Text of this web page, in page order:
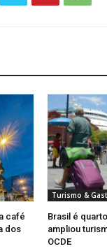
café
dos
Turismo &
Brasil é
ampliou
OCDE